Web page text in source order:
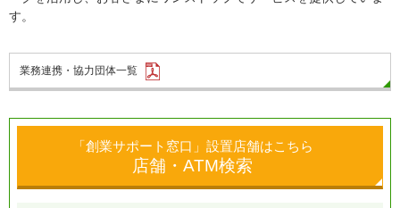
す。
業務連携・協力団体一覧
「創業サポート窓口」設置店舗はこちら
店舗・ATM検索